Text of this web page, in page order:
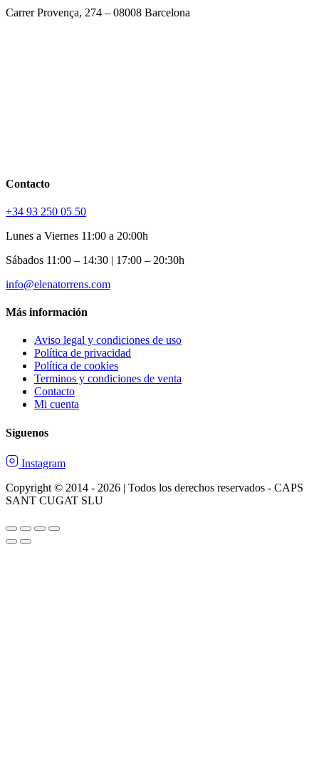
Carrer Provença, 274 – 08008 Barcelona
Contacto
+34 93 250 05 50
Lunes a Viernes 11:00 a 20:00h
Sábados 11:00 – 14:30 | 17:00 – 20:30h
info@elenatorrens.com
Más información
Aviso legal y condiciones de uso
Política de privacidad
Política de cookies
Terminos y condiciones de venta
Contacto
Mi cuenta
Síguenos
Instagram
Copyright © 2014 - 2026 | Todos los derechos reservados - CAPS
SANT CUGAT SLU